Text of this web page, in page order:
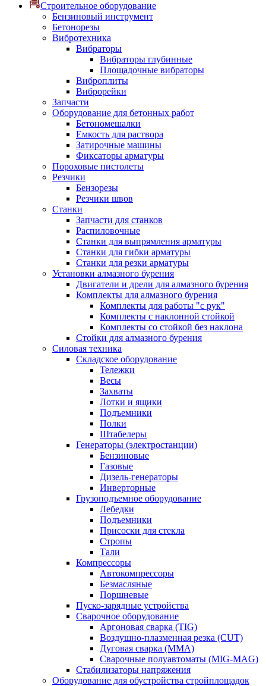
Строительное оборудование
Бензиновый инструмент
Бетонорезы
Вибротехника
Вибраторы
Вибраторы глубинные
Площадочные вибраторы
Виброплиты
Виброрейки
Запчасти
Оборудование для бетонных работ
Бетономешалки
Емкость для раствора
Затирочные машины
Фиксаторы арматуры
Пороховые пистолеты
Резчики
Бензорезы
Резчики швов
Станки
Запчасти для станков
Распиловочные
Станки для выпрямления арматуры
Станки для гибки арматуры
Станки для резки арматуры
Установки алмазного бурения
Двигатели и дрели для алмазного бурения
Комплекты для алмазного бурения
Комплекты для работы "с рук"
Комплекты с наклонной стойкой
Комплекты со стойкой без наклона
Стойки для алмазного бурения
Силовая техника
Складское оборудование
Тележки
Весы
Захваты
Лотки и ящики
Подъемники
Полки
Штабелеры
Генераторы (электростанции)
Бензиновые
Газовые
Дизель-генераторы
Инверторные
Грузоподъемное оборудование
Лебедки
Подъемники
Присоски для стекла
Стропы
Тали
Компрессоры
Автокомпрессоры
Безмасляные
Поршневые
Пуско-зарядные устройства
Сварочное оборудование
Аргоновая сварка (TIG)
Воздушно-плазменная резка (CUT)
Дуговая сварка (ММА)
Сварочные полуавтоматы (MIG-MAG)
Стабилизаторы напряжения
Оборудование для обустройства стройплощадок